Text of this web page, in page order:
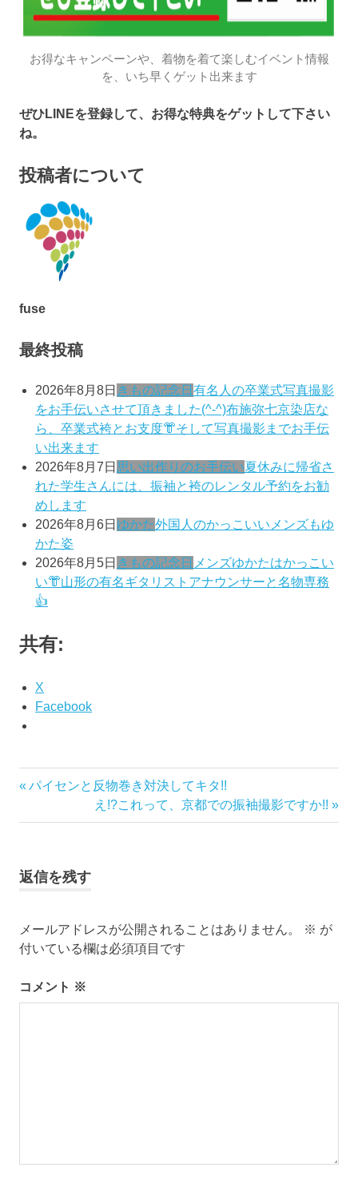
お得なキャンペーンや、着物を着て楽しむイベント情報
を、いち早くゲット出来ます
ぜひLINEを登録して、お得な特典をゲットして下さい
ね。
投稿者について
fuse
最終投稿
2026年8月8日 きもの記念日 有名人の卒業式写真撮影
をお手伝いさせて頂きました(^-^)布施弥七京染店な
ら、卒業式袴とお支度👘そして写真撮影までお手伝
い出来ます
2026年8月7日 思い出作りのお手伝い夏休みに帰省さ
れた学生さんには、振袖と袴のレンタル予約をお勧
めします
2026年8月6日 ゆかた外国人のかっこいいメンズもゆ
かた姿
2026年8月5日 きもの記念日 メンズゆかたはかっこい
い👘山形の有名ギタリストアナウンサーと名物専務
👍
共有:
X
Facebook
た
た
の
レ
美っ
投
稿
ビ
ゲ
ー
シ
前
記
パイセンと反物巻き対決してキタ!!
次
の
え!?これって、京都での振袖撮影ですか!!
返信を残す
メールアドレスが公開されることはありません。 ※ が
付いている欄は必須項目です
コメント ※